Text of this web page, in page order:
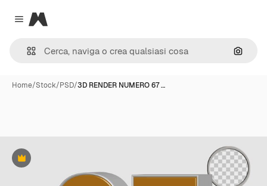
Close menu
Magnific
Cerca
Home/Stock/PSD/3D RENDER NUMERO 67 …
Premium